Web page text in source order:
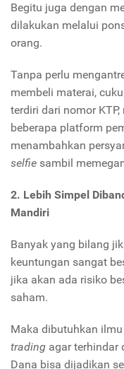
Begitu juga dengan
dilakukan melalui
orang.
Tanpa perlu
membeli materai,
terdiri dari nomor
beberapa platform
menambahkan
selfie sambil
2. Lebih Simpel
Mandiri
Banyak yang bilang
keuntungan sangat
jika akan ada risiko
saham.
Maka dibutuhkan
trading agar terhindar
Dana bisa dijadikan